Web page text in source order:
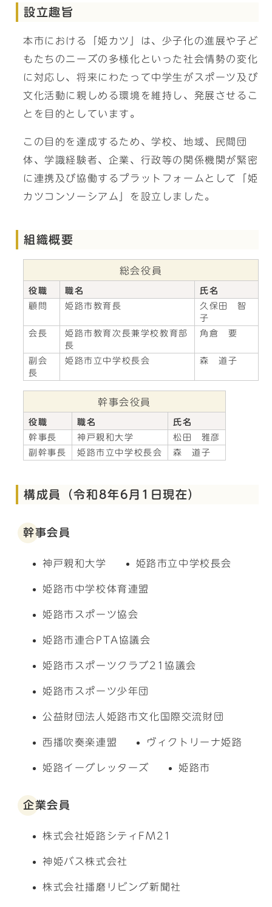
設立趣旨
本市における「姫カツ」は、少子化の進展や子ど
もたちのニーズの多様化といった社会情勢の変化
に対応し、将来にわたって中学生がスポーツ及び
文化活動に親しめる環境を維持し、発展させるこ
とを目的としています。
この目的を達成するため、学校、地域、民間団
体、学識経験者、企業、行政等の関係機関が緊密
に連携及び協働するプラットフォームとして「姫
カツコンソーシアム」を設立しました。
組織概要
総会役員
役職 職名
氏名
顧問
姫路市教育長
久保田 智
子
会長
姫路市教育次長兼学校教育部
長
角倉 要
副会
長
姫路市立中学校長会 森 道子
幹事会役員
役職 職名
氏名
幹事長
神戸親和大学
松田 雅彦
副幹事長
姫路市立中学校長会 森 道子
構成員（令和8年6月1日現在）
幹事会員
神戸親和大学 姫路市立中学校長会
姫路市中学校体育連盟
姫路市スポーツ協会
姫路市連合PTA協議会
姫路市スポーツクラブ21協議会
姫路市スポーツ少年団
公益財団法人姫路市文化国際交流財団
西播吹奏楽連盟 ヴィクトリーナ姫路
姫路イーグレッターズ 姫路市
企業会員
株式会社姫路シティFM21
神姫バス株式会社
株式会社播磨リビング新聞社